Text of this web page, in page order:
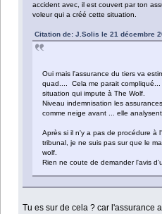
accident avec, il est couvert par ton
voleur qui a créé cette situation.
Citation de: J.Solis le 21 décembre
Oui mais l'assurance du tiers va
quad.... Cela me parait
situation qui impute à The Wolf.
Niveau indemnisation les
comme neige avant ... elle
Après si il n'y a pas de procédure à
tribunal, je ne suis pas sur que le
wolf.
Rien ne coute de demander l'avis
Tu es sur de cela ? car l'assurance